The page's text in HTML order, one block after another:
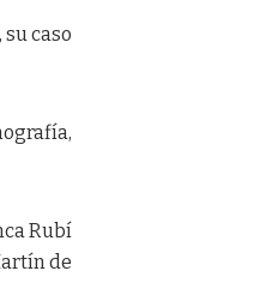
caso
Rubí
de